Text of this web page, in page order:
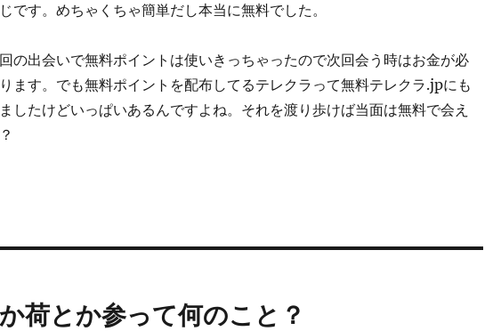
です。めちゃくちゃ簡単だし本当に無料でした。
の出会いで無料ポイントは使いきっちゃったので次回会う時はお金が必
ます。でも無料ポイントを配布してるテレクラって無料テレクラ.jpにも
したけどいっぱいあるんですよね。それを渡り歩けば当面は無料で会え
荷とか参って何のこと？